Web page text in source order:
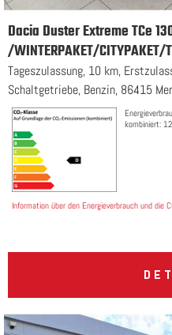
Dacia Duster Extreme TCe
/WINTERPAKET/CITYPAKET/
Tageszulassung, 10 km,
Schaltgetriebe, Benzin, 86415
kombiniert:
Information über den Energieverbrauch und die